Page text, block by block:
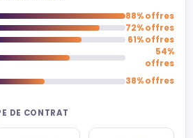
88% offres
72% offres
61% offres
54%
offres
38% offres
DE CONTRAT